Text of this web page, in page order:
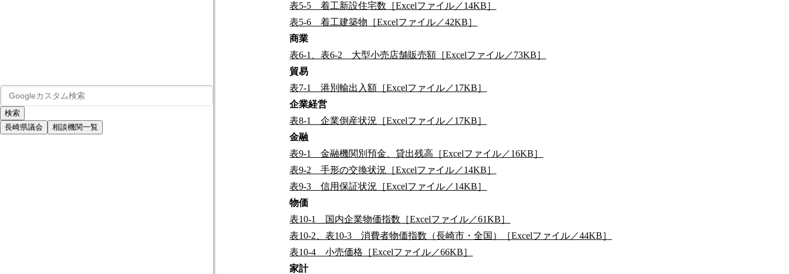
長崎県議会 相談機関一覧
表5-5 着工新設住宅数［Excelファイル／14KB］
表5-6 着工建築物［Excelファイル／42KB］
商業
表6-1、表6-2 大型小売店舗販売額［Excelファイル／73KB］
貿易
表7-1 港別輸出入額［Excelファイル／17KB］
企業経営
表8-1 企業倒産状況［Excelファイル／17KB］
金融
表9-1 金融機関別預金、貸出残高［Excelファイル／16KB］
表9-2 手形の交換状況［Excelファイル／14KB］
表9-3 信用保証状況［Excelファイル／14KB］
物価
表10-1 国内企業物価指数［Excelファイル／61KB］
表10-2、表10-3 消費者物価指数（長崎市・全国）［Excelファイル／44KB］
表10-4 小売価格［Excelファイル／66KB］
家計